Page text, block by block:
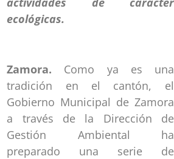
Zamora. Como ya es una
tradición en el cantón, el
Gobierno Municipal de Zamora
a través de la Dirección de
Gestión Ambiental ha
preparado una serie de